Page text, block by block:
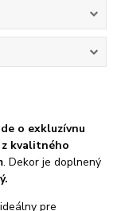
o exkluzívnu
z kvalitného
. Dekor je doplnený
pre